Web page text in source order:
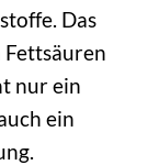
Das
nur ein
ein